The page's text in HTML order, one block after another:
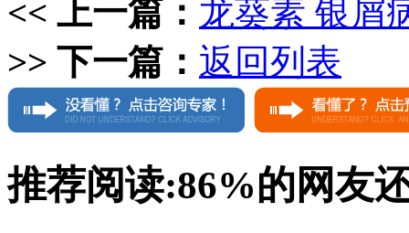
<< 上一篇： 龙葵素 银屑
>> 下一篇： 返回列表
推荐阅读:86%的网友